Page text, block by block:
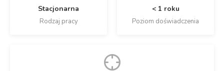
Stacjonarna
Rodzaj pracy
< 1 roku
Poziom doświadczenia